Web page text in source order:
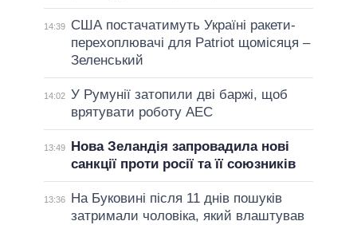
14:39
США постачатимуть Україні ракети-
перехоплювачі для Patriot щомісяця –
Зеленський
14:02 У Румунії затопили дві баржі, щоб
врятувати роботу АЕС
13:49
Нова Зеландія запровадила нові
санкції проти росії та її союзників
13:36
На Буковині після 11 днів пошуків
затримали чоловіка, який влаштував